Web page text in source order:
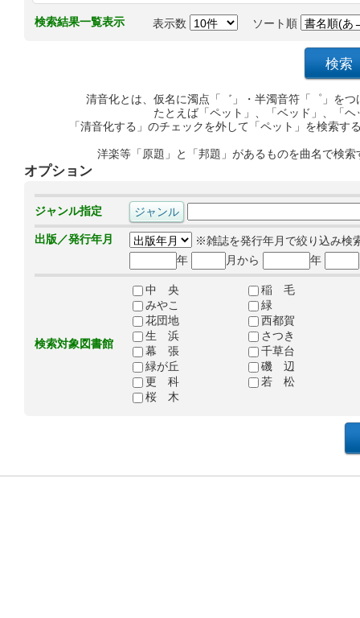
検索結果一覧表示 表示数 ソート順
清音化とは、仮名に濁点「゛」・半濁音符「゜」を
たとえば「ペット」、「ベッド」、「
「清音化する」のチェックを外して「ペット」を検索
洋楽等「原題」と「邦題」があるものを曲名で検
オプション
ジャンル指定
出版／発行年月
※雑誌を発行年月で絞り込み検
年
月から 年
検索対象図書館
中 央
稲 毛
みやこ
緑
花団地
西都賀
生 浜
さつき
幕 張
千草台
緑が丘
磯 辺
更 科
若 松
桜 木